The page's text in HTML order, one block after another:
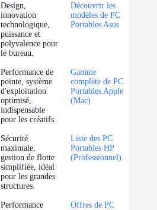
Design,
innovation
technologique,
puissance et
polyvalence pour
le bureau.
Découvrir les
modèles de PC
Portables Asus
Performance de
pointe, système
d'exploitation
optimisé,
indispensable
pour les créatifs.
Gamme
complète de PC
Portables Apple
(Mac)
Sécurité
maximale,
gestion de flotte
simplifiée, idéal
pour les grandes
structures.
Liste des PC
Portables HP
(Professionnel)
Performance
Offres de PC